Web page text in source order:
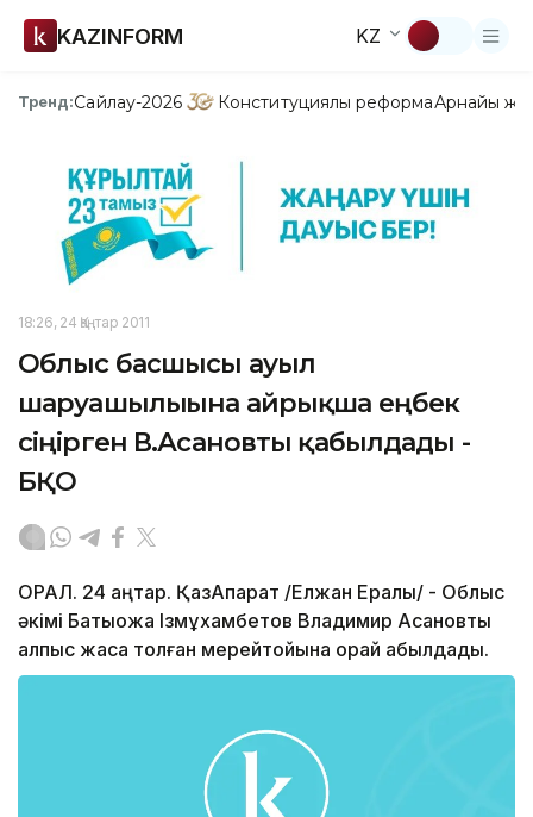
KAZINFORM KZ
Тренд:Сайлау-2026 Конституциялық реформаАрнайы
18:26, 24 Қаңтар 2011
Облыс басшысы ауыл
шаруашылығына айрықша еңбек
сіңірген В.Асановты қабылдады -
БҚО
ОРАЛ. 24 қаңтар. ҚазАқпарат /Елжан Ералы/ - Облыс
әкімі Бақтықожа Ізмұхамбетов Владимир Асановты
алпыс жасқа толған мерейтойына орай қабылдады.